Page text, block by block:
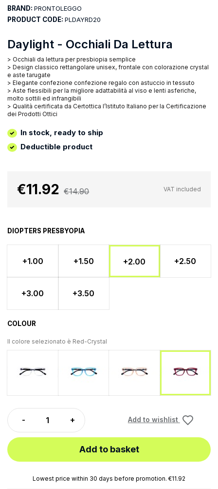
Daylight - Occhiali Da Lettura
> Occhiali da lettura per presbiopia semplice
> Design classico rettangolare unisex, frontale con colorazione crystal
e aste tarugate
> Elegante confezione confezione regalo con astuccio in tessuto
> Aste flessibili per la migliore adattabilità al viso e lenti asferiche,
molto sottili ed infrangibili
> Qualità certificata da Certottica l’Istituto Italiano per la Certificazione
dei Prodotti Ottici
In stock, ready to ship
Deductible product
BRAND: PRONTOLEGGO
PRODUCT CODE: PLDAYRD20
€11.92 €14.90 VAT included
DIOPTERS PRESBYOPIA
+1.00 +1.50 +2.00 +2.50
+3.00 +3.50
COLOUR
Il colore selezionato è Red-Crystal
Add to wishlist
Add to basket
Lowest price within 30 days before promotion. €11.92